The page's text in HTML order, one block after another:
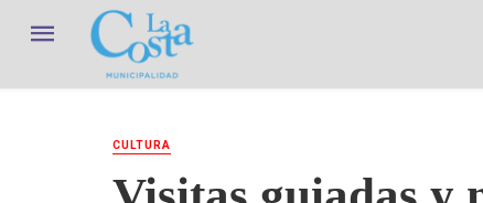
CULTURA